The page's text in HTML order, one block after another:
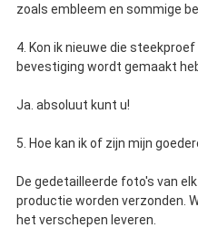
zoals embleem en sommige
4. Kon ik nieuwe die
bevestiging wordt gemaakt
Ja. absoluut kunt u!
5. Hoe kan ik of zijn mijn
De gedetailleerde foto's van
productie worden verzonden.
het verschepen leveren.